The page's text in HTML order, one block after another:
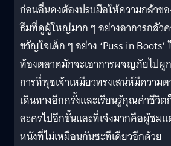
ก่อนอื่นคงต้องปรบมือให้ความกล้าข
ธีมที่ดูผู้ใหญ่มาก ๆ อย่างอาการกลัว
ขวัญใจเด็ก ๆ อย่าง ‘Puss in
ท้องตลาดมักจะเอาการผจญภัยไป
การที่พุซเจ้าเหมียวทรงเสน่ห์มีความ
เดินทางอีกครั้งและเรียนรู้คุณค่าชีวิ
ละครไปอีกขั้นและที่เจ๋งมากคือผู้ชมแ
หนังที่ไม่เหมือนกันซะทีเดียวอีกด้วย